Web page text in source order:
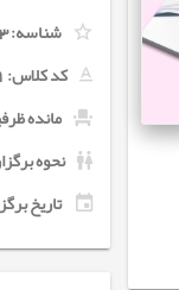
شناسه:
کد کلاس:
مانده
نحوه
تاریخ برگزاری از: